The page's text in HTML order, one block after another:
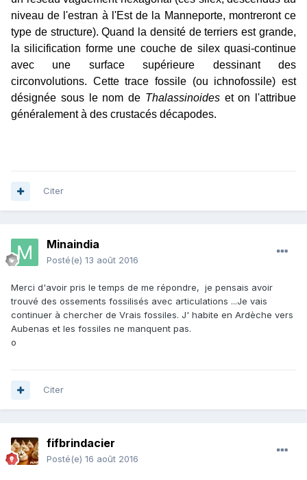
niveau de l'estran à l'Est de la Manneporte, montreront ce
type de structure). Quand la densité de terriers est grande,
la silicification forme une couche de silex quasi-continue
avec une surface supérieure dessinant des
circonvolutions. Cette trace fossile (ou ichnofossile) est
désignée sous le nom de Thalassinoides et on l'attribue
généralement à des crustacés décapodes.
Citer
Minaindia
Posté(e) 13 août 2016
Merci d'avoir pris le temps de me répondre, je pensais avoir
trouvé des ossements fossilisés avec articulations ...Je vais
continuer à chercher de Vrais fossiles. J' habite en Ardèche vers
Aubenas et les fossiles ne manquent pas.
o
Citer
fifbrindacier
Posté(e) 16 août 2016